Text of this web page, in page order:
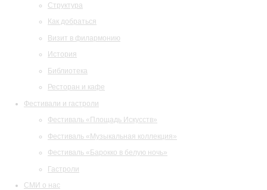
Структура
Как добраться
Визит в филармонию
История
Библиотека
Ресторан и кафе
Фестивали и гастроли
Фестиваль «Площадь Искусств»
Фестиваль «Музыкальная коллекция»
Фестиваль «Барокко в белую ночь»
Гастроли
СМИ о нас